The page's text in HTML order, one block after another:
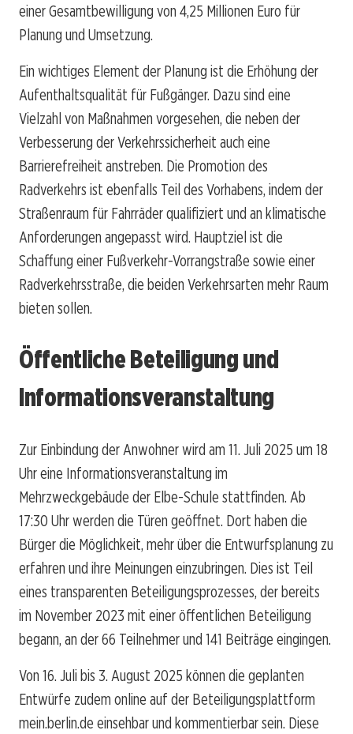
einer Gesamtbewilligung von 4,25 Millionen Euro für
Planung und Umsetzung.
Ein wichtiges Element der Planung ist die Erhöhung der
Aufenthaltsqualität für Fußgänger. Dazu sind eine
Vielzahl von Maßnahmen vorgesehen, die neben der
Verbesserung der Verkehrssicherheit auch eine
Barrierefreiheit anstreben. Die Promotion des
Radverkehrs ist ebenfalls Teil des Vorhabens, indem der
Straßenraum für Fahrräder qualifiziert und an klimatische
Anforderungen angepasst wird. Hauptziel ist die
Schaffung einer Fußverkehr-Vorrangstraße sowie einer
Radverkehrsstraße, die beiden Verkehrsarten mehr Raum
bieten sollen.
Öffentliche Beteiligung und
Informationsveranstaltung
Zur Einbindung der Anwohner wird am 11. Juli 2025 um 18
Uhr eine Informationsveranstaltung im
Mehrzweckgebäude der Elbe-Schule stattfinden. Ab
17:30 Uhr werden die Türen geöffnet. Dort haben die
Bürger die Möglichkeit, mehr über die Entwurfsplanung zu
erfahren und ihre Meinungen einzubringen. Dies ist Teil
eines transparenten Beteiligungsprozesses, der bereits
im November 2023 mit einer öffentlichen Beteiligung
begann, an der 66 Teilnehmer und 141 Beiträge eingingen.
Von 16. Juli bis 3. August 2025 können die geplanten
Entwürfe zudem online auf der Beteiligungsplattform
mein.berlin.de einsehbar und kommentierbar sein. Diese